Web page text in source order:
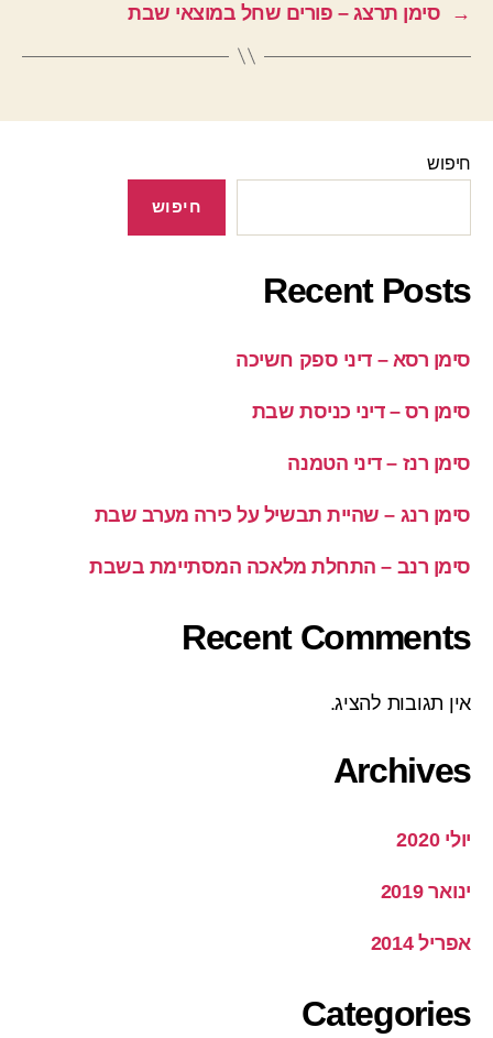
→
סימן תרצג – פורים שחל במוצאי שבת
חיפוש
חיפוש
Recent Posts
סימן רסא – דיני ספק חשיכה
סימן רס – דיני כניסת שבת
סימן רנז – דיני הטמנה
סימן רנג – שהיית תבשיל על כירה מערב שבת
סימן רנב – התחלת מלאכה המסתיימת בשבת
Recent Comments
אין תגובות להציג.
Archives
יולי 2020
ינואר 2019
אפריל 2014
Categories